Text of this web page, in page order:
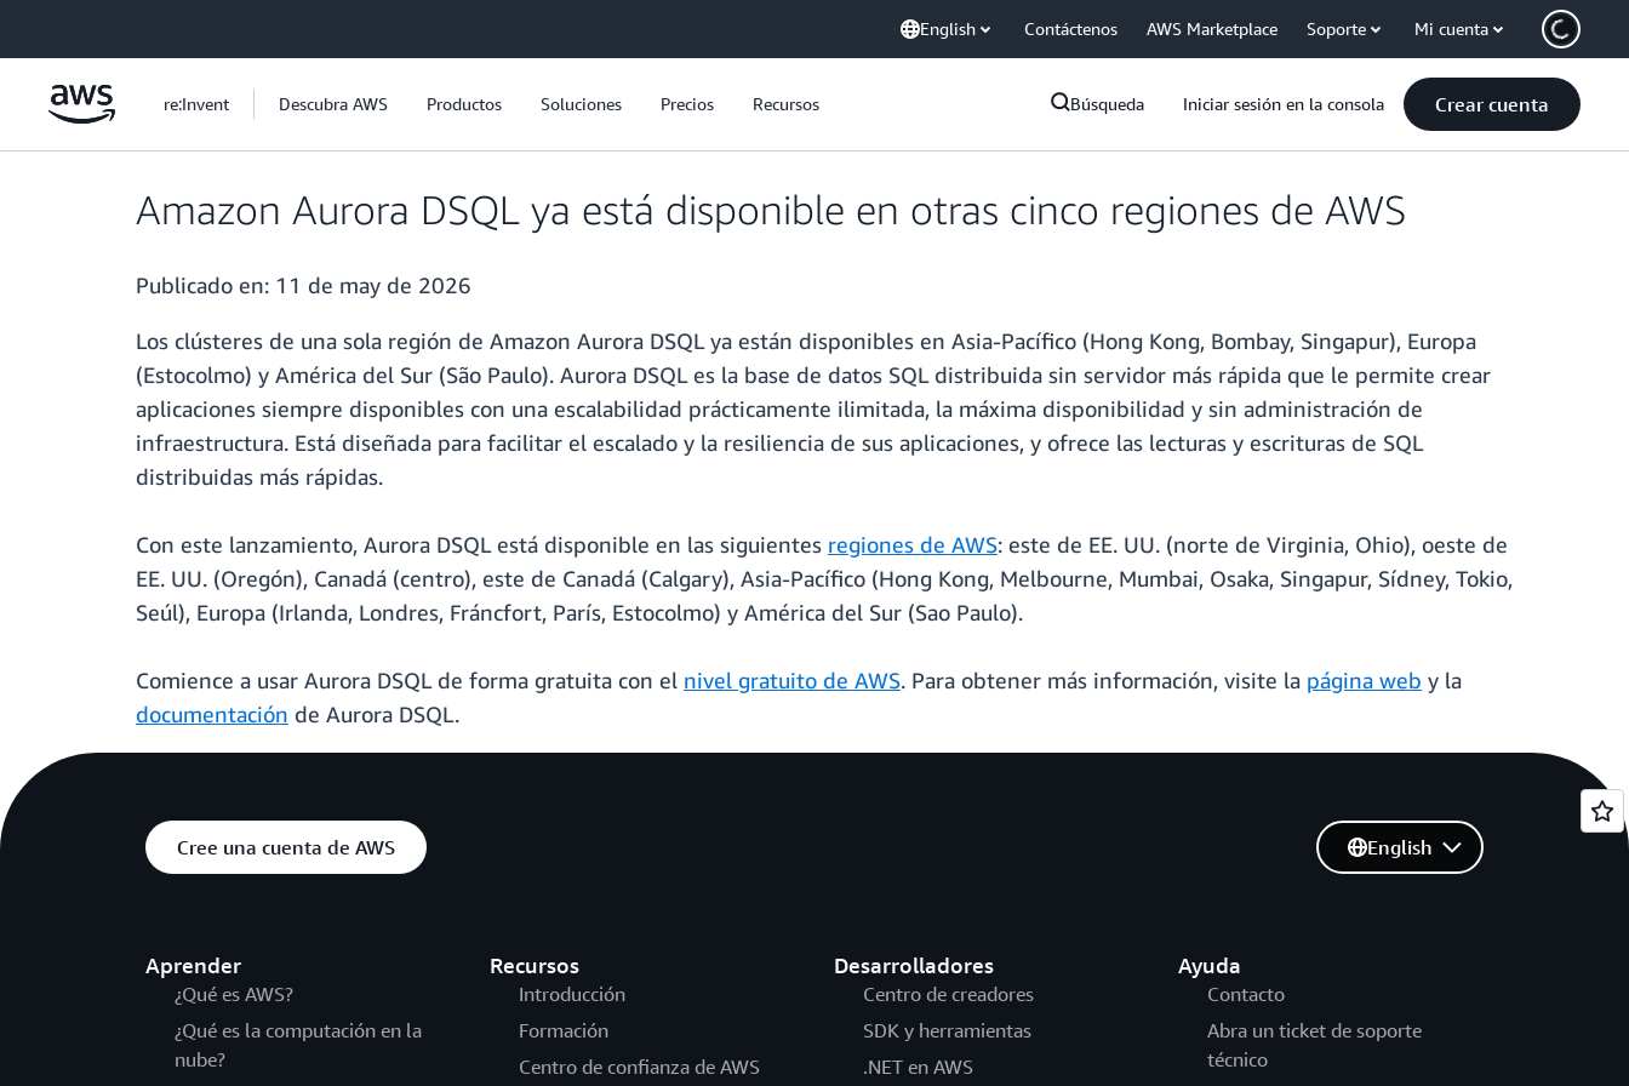
English Contáctenos AWS Marketplace Soporte Mi cuenta
re:Invent Descubra AWS Productos Soluciones Precios Recursos Búsqueda Iniciar sesión en la consola Crear cuenta
Amazon Aurora DSQL ya está disponible en otras cinco regiones de AWS
Publicado en: 11 de may de 2026
Los clústeres de una sola región de Amazon Aurora DSQL ya están disponibles en Asia-Pacífico (Hong Kong, Bombay, Singapur), Europa
(Estocolmo) y América del Sur (São Paulo). Aurora DSQL es la base de datos SQL distribuida sin servidor más rápida que le permite crear
aplicaciones siempre disponibles con una escalabilidad prácticamente ilimitada, la máxima disponibilidad y sin administración de
infraestructura. Está diseñada para facilitar el escalado y la resiliencia de sus aplicaciones, y ofrece las lecturas y escrituras de SQL
distribuidas más rápidas.
Con este lanzamiento, Aurora DSQL está disponible en las siguientes regiones de AWS: este de EE. UU. (norte de Virginia, Ohio), oeste de
EE. UU. (Oregón), Canadá (centro), este de Canadá (Calgary), Asia-Pacífico (Hong Kong, Melbourne, Mumbai, Osaka, Singapur, Sídney, Tokio,
Seúl), Europa (Irlanda, Londres, Fráncfort, París, Estocolmo) y América del Sur (Sao Paulo).
Comience a usar Aurora DSQL de forma gratuita con el nivel gratuito de AWS. Para obtener más información, visite la página web y la
documentación de Aurora DSQL.
Cree una cuenta de AWS
Aprender
¿Qué es AWS?
¿Qué es la computación en la
nube?
Recursos
Introducción
Formación
Centro de confianza de AWS
Desarrolladores
Centro de creadores
SDK y herramientas
.NET en AWS
Ayuda
Contacto
Abra un ticket de soporte
técnico
English